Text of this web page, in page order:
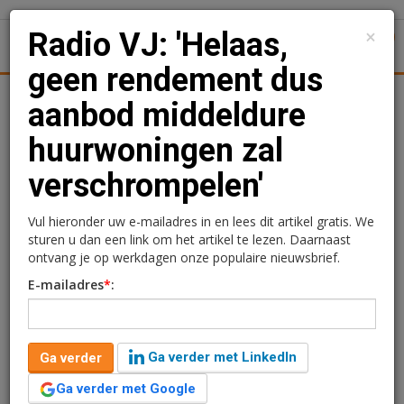
Nieuws Uitgelicht Achtergronden Woningmarkt
Radio VJ: 'Helaas, geen
rendement dus aanbod
middeldure huurwoningen
zal verschrompelen'
×
Radio VJ: 'Helaas,
geen rendement dus
aanbod middeldure
huurwoningen zal
verschrompelen'
Vul hieronder uw e-mailadres in en lees dit artikel gratis. We
sturen u dan een link om het artikel te lezen. Daarnaast
ontvang je op werkdagen onze populaire nieuwsbrief.
E-mailadres*:
Ga verder
Ga verder met LinkedIn
Ga verder met Google